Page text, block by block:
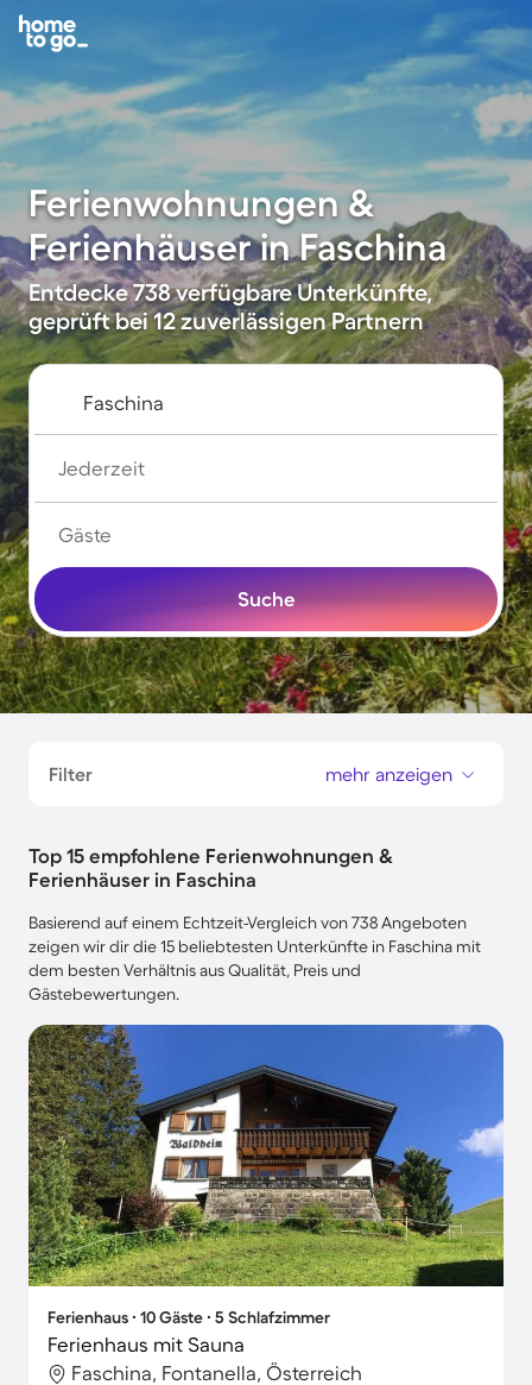
Ferienwohnungen &
Ferienhäuser in Faschina
Entdecke 738 verfügbare Unterkünfte,
geprüft bei 12 zuverlässigen Partnern
Jederzeit
Gäste
Suche
Filter mehr anzeigen
Top 15 empfohlene Ferienwohnungen &
Ferienhäuser in Faschina
Basierend auf einem Echtzeit-Vergleich von 738 Angeboten
zeigen wir dir die 15 beliebtesten Unterkünfte in Faschina mit
dem besten Verhältnis aus Qualität, Preis und
Gästebewertungen.
Ferienhaus ∙ 10 Gäste ∙ 5 Schlafzimmer
Ferienhaus mit Sauna
Faschina, Fontanella, Österreich